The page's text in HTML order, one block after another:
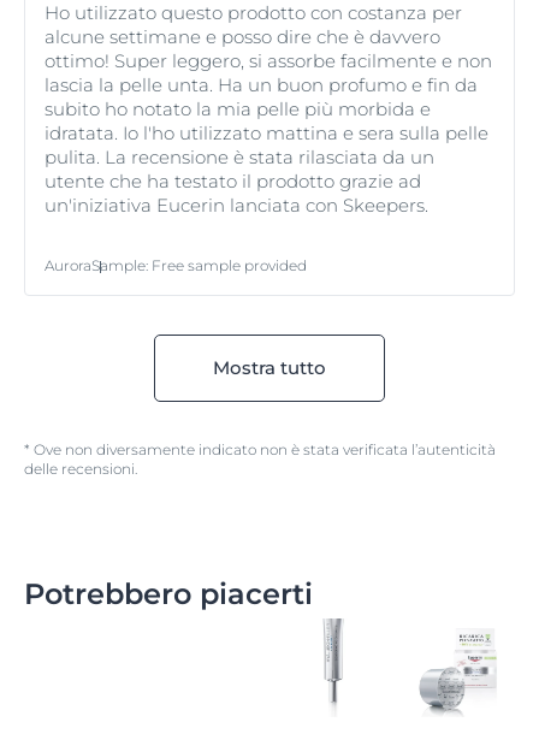
Ho utilizzato questo prodotto con costanza per
alcune settimane e posso dire che è davvero
ottimo! Super leggero, si assorbe facilmente e non
lascia la pelle unta. Ha un buon profumo e fin da
subito ho notato la mia pelle più morbida e
idratata. Io l'ho utilizzato mattina e sera sulla pelle
pulita. La recensione è stata rilasciata da un
utente che ha testato il prodotto grazie ad
un'iniziativa Eucerin lanciata con Skeepers.
AuroraSample: Free sample provided
Mostra tutto
* Ove non diversamente indicato non è stata verificata l’autenticità
delle recensioni.
Potrebbero piacerti